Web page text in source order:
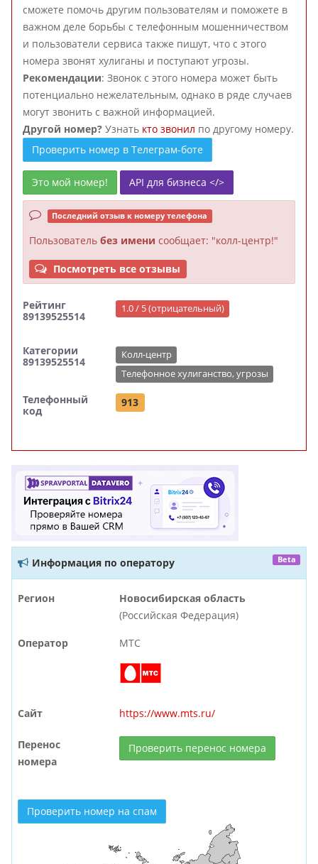
сможете помочь другим пользователям и поможете в
важном деле борьбы с телефонным мошенничеством
и пользователи сервиса также пишут, что с этого
номера звонят хулиганы и поступают угрозы.
Рекомендации: Звонок с этого номера может быть
потенциально нежелательным, однако в ряде случаев
могут звонить с важной информацией.
Другой номер? Узнать кто звонил по другому номеру.
Проверить номер в Телеграм-боте
Это мой номер! API для бизнеса </>
Последний отзыв к номеру телефона
Пользователь без имени сообщает: "колл-центр!"
Посмотреть все отзывы
Рейтинг
89139525514
1.0 / 5 (отрицательный)
Категории
89139525514
Колл-центр
Телефонное хулиганство, угрозы
Телефонный
код
913
Информация по оператору Beta
Регион
Новосибирская область
(Российская Федерация)
Оператор МТС
Сайт https://www.mts.ru/
Перенос
номера
Проверить перенос номера
Проверить номер на спам